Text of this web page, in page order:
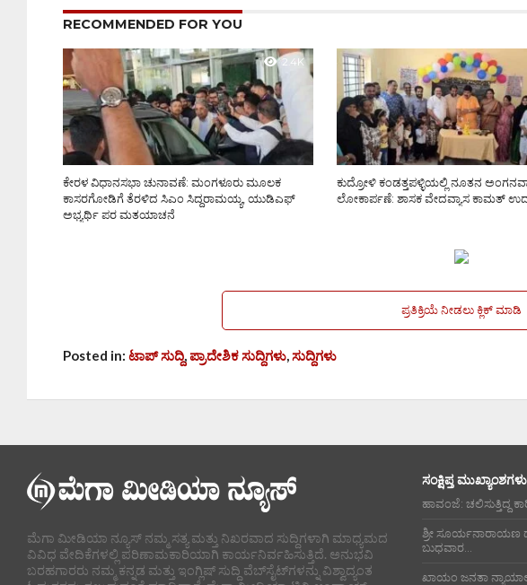
RECOMMENDED FOR YOU
2.4K
ಕೇರಳ ವಿಧಾನಸಭಾ ಚುನಾವಣೆ: ಮಂಗಳೂರು ಮೂಲಕ
ಕಾಸರಗೋಡಿಗೆ ತೆರಳಿದ ಸಿಎಂ ಸಿದ್ದರಾಮಯ್ಯ, ಯುಡಿಎಫ್
ಅಭ್ಯರ್ಥಿ ಪರ ಮತಯಾಚನೆ
ಕುದ್ರೋಳಿ ಕಂಡತ್ತಪಳ್ಳಿಯಲ್ಲಿ ನೂತನ
ಲೋಕಾರ್ಪಣೆ: ಶಾಸಕ ವೇದವ್ಯಾಸ ಕಾಮತ್
ಪ್ರತಿಕ್ರಿಯೆ ನೀಡಲು ಕ್ಲಿಕ್ ಮಾಡಿ
Posted in:ಟಾಪ್ ಸುದ್ದಿ,ಪ್ರಾದೇಶಿಕ ಸುದ್ದಿಗಳು,ಸುದ್ದಿಗಳು
ಮೆಗಾ ಮೀಡಿಯಾ ನ್ಯೂಸ್ ನಮ್ಮ ಸತ್ಯ ಮತ್ತು ನಿಖರವಾದ ಸುದ್ದಿಗಳಾಗಿ ಮಾಧ್ಯಮದ
ವಿವಿಧ ವೇದಿಕೆಗಳಲ್ಲಿ ಪರಿಣಾಮಕಾರಿಯಾಗಿ ಕಾರ್ಯನಿರ್ವಹಿಸುತ್ತಿದೆ. ಅನುಭವಿ
ಬರಹಗಾರರು ನಮ್ಮ ಕನ್ನಡ ಮತ್ತು ಇಂಗ್ಲಿಷ್ ಸುದ್ದಿ ವೆಬ್‌ಸೈಟ್‌ಗಳನ್ನು ವಿಶ್ವಾದ್ಯಂತ
ಸಂಕ್ಷಿಪ್ತ ಮುಖ್ಯಾಂಶಗಳು
ಹಾವಂಜೆ: ಚಲಿಸುತ್ತಿದ್ದ
ಶ್ರೀ ಸೂರ್ಯನಾರಾಯಣ
ಬುಧವಾರ...
ಖಾಯಂ ಜನತಾ